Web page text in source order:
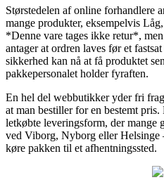
Størstedelen af online forhandlere
mange produkter, eksempelvis
*Denne vare tages ikke retur*,
antager at ordren laves før et
sikkerhed kan nå at få produktet
pakkepersonalet holder fyraften.
En hel del webbutikker yder fri
at man bestiller for en bestemt
letkøbte leveringsform, der mange
ved Viborg, Nyborg eller
køre pakken til et afhentningssted.